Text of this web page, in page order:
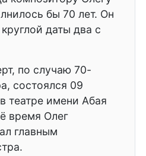
бы 70 лет. Он
даты два с
по случаю 70-
состоялся 09
театре имени Абая
время Олег
главным